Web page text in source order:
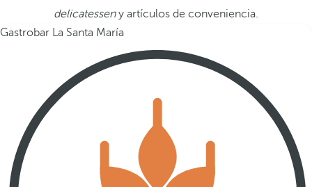
delicatesseny artículos de conveniencia.
Gastrobar La Santa María